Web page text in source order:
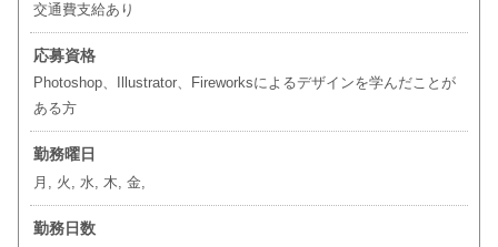
交通費支給あり
応募資格
Photoshop、Illustrator、Fireworksによるデザインを学んだことが
ある方
勤務曜日
月, 火, 水, 木, 金,
勤務日数